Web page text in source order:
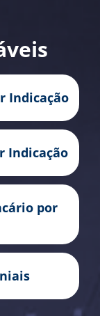
Indicação
Indicação
por